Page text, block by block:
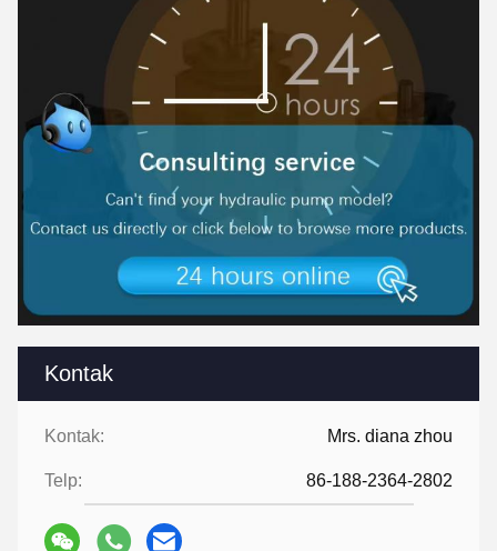
Kontak
Kontak: Mrs. diana zhou
Telp: 86-188-2364-2802